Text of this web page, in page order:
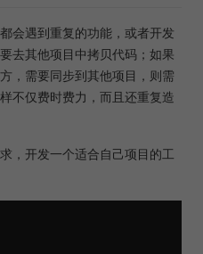
遇到重复的功能，或者开发
去其他项目中拷贝代码；如果
，需要同步到其他项目，则需
不仅费时费力，而且还重复造
开发一个适合自己项目的工